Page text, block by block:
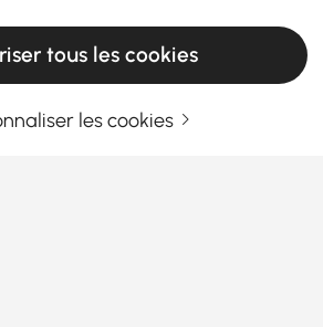
have been updated to show the latest 28 items
tous les cookies
les cookies